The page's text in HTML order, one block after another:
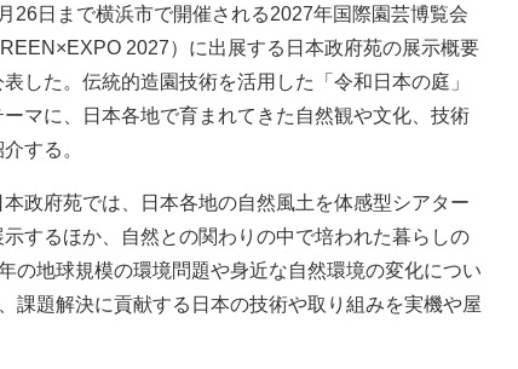
26日まで横浜市で開催される2027年国際園芸博覧会
2027）に出展する日本政府苑の展示概要
表した。伝統的造園技術を活用した「令和日本の庭」
ーマに、日本各地で育まれてきた自然観や文化、技術
する。
政府苑では、日本各地の自然風土を体感型シアター
示するほか、自然との関わりの中で培われた暮らしの
の地球規模の環境問題や身近な自然環境の変化につい
課題解決に貢献する日本の技術や取り組みを実機や屋